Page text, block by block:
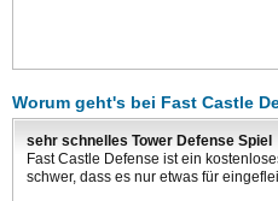
Worum geht's bei Fast Castle
sehr schnelles Tower Defense Spiel
Fast Castle Defense ist ein
schwer, dass es nur etwas für